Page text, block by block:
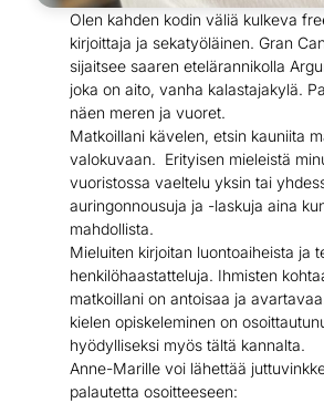
Olen kahden kodin väliä kulkeva
kirjoittaja ja sekatyöläinen. Gran
sijaitsee saaren etelärannikolla
joka on aito, vanha kalastajakylä.
näen meren ja vuoret.
Matkoillani kävelen, etsin kauniita
valokuvaan. Erityisen mieleistä
vuoristossa vaeltelu yksin tai
auringonnousuja ja -laskuja aina
mahdollista.
Mieluiten kirjoitan luontoaiheista ja
henkilöhaastatteluja. Ihmisten
matkoillani on antoisaa ja
kielen opiskeleminen on
hyödylliseksi myös tältä kannalta.
Anne-Marille voi lähettää
palautetta osoitteeseen: